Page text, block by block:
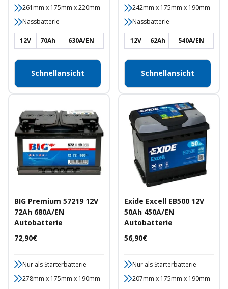
261mm x 175mm x 220mm
Nassbatterie
12V 70Ah 630A/EN
Schnellansicht
242mm x 175mm x 190mm
Nassbatterie
12V 62Ah 540A/EN
Schnellansicht
BIG Premium 57219 12V
72Ah 680A/EN
Autobatterie
Angebotspreis
72,90€
Nur als Starterbatterie
278mm x 175mm x 190mm
Exide Excell EB500 12V
50Ah 450A/EN
Autobatterie
Angebotspreis
56,90€
Nur als Starterbatterie
207mm x 175mm x 190mm